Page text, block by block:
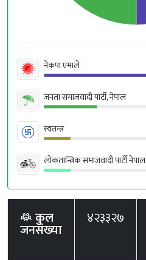
नेकपा एमाले
जनता समाजवादी पार्टी, नेपाल
स्वतन्त्र
लोकतान्त्रिक समाजवादी पार्टी नेपाल
कुल
जनसंख्या
४२३३२७